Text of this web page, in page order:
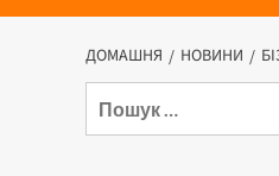
ДОМАШНЯ НОВИНИ